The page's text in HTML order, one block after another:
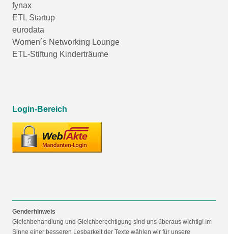
fynax
ETL Startup
eurodata
Women´s Networking Lounge
ETL-Stiftung Kinderträume
Login-Bereich
Genderhinweis
Gleichbehandlung und Gleichberechtigung sind uns überaus wichtig! Im
Sinne einer besseren Lesbarkeit der Texte wählen wir für unsere